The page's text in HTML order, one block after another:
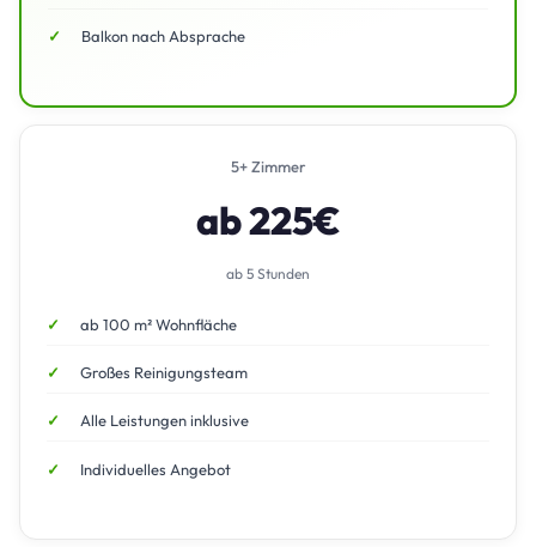
Balkon nach Absprache
5+ Zimmer
ab 225€
ab 5 Stunden
ab 100 m² Wohnfläche
Großes Reinigungsteam
Alle Leistungen inklusive
Individuelles Angebot